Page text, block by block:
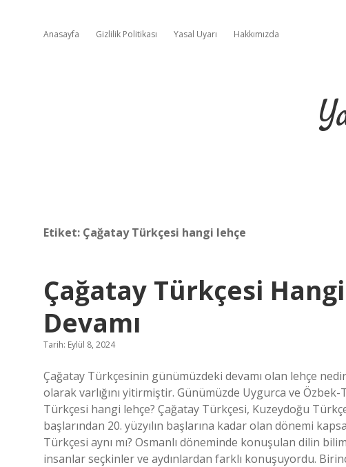
Anasayfa Gizlilik Politikası Yasal Uyarı Hakkımızda
Etiket: Çağatay Türkçesi hangi lehçe
Çağatay Türkçesi
Devamı
Tarih: Eylül 8, 2024
Çağatay Türkçesinin günümüzdeki devamı olan lehçe
olarak varlığını yitirmiştir. Günümüzde Uygurca ve
Türkçesi hangi lehçe? Çağatay Türkçesi, Kuzeydoğu
başlarından 20. yüzyılın başlarına kadar olan dönemi
Türkçesi aynı mı? Osmanlı döneminde konuşulan dilin
insanlar seçkinler ve aydınlardan farklı konuşuyordu.